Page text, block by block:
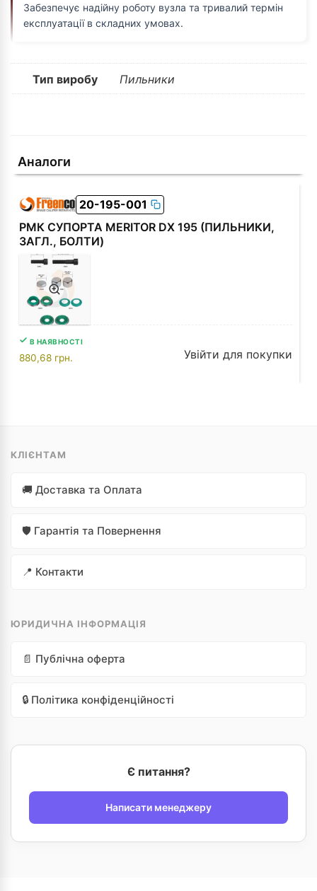
Забезпечує надійну роботу вузла та тривалий термін
експлуатації в складних умовах.
Тип виробу Пильники
Аналоги
20-195-001
РМК СУПОРТА MERITOR DX 195 (ПИЛЬНИКИ,
ЗАГЛ., БОЛТИ)
В НАЯВНОСТІ
880,68 грн. Увійти для покупки
КЛІЄНТАМ
🚚 Доставка та Оплата
🛡️ Гарантія та Повернення
📍 Контакти
ЮРИДИЧНА ІНФОРМАЦІЯ
📄 Публічна оферта
🔒 Політика конфіденційності
Є питання?
Написати менеджеру